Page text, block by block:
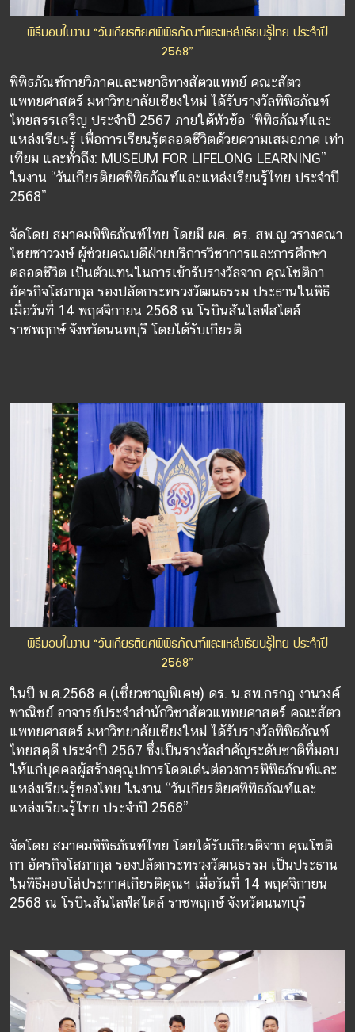
พิธีมอบในงาน “วันเกียรติยศพิพิธภัณฑ์และแหล่งเรียนรู้ไทย ประจำปี
2568”
พิพิธภัณฑ์กายวิภาคและพยาธิทางสัตวแพทย์ คณะสัตว
แพทยศาสตร์ มหาวิทยาลัยเชียงใหม่ ได้รับรางวัลพิพิธภัณฑ์
ไทยสรรเสริญ ประจำปี 2567 ภายใต้หัวข้อ “พิพิธภัณฑ์และ
แหล่งเรียนรู้ เพื่อการเรียนรู้ตลอดชีวิตด้วยความเสมอภาค เท่า
เทียม และทั่วถึง: MUSEUM FOR LIFELONG LEARNING”
ในงาน “วันเกียรติยศพิพิธภัณฑ์และแหล่งเรียนรู้ไทย ประจำปี
2568”
จัดโดย สมาคมพิพิธภัณฑ์ไทย โดยมี ผศ. ดร. สพ.ญ.วรางคณา
ไชยซาววงษ์ ผู้ช่วยคณบดีฝ่ายบริการวิชาการและการศึกษา
ตลอดชีวิต เป็นตัวแทนในการเข้ารับรางวัลจาก คุณโชติกา
อัครกิจโสภากุล รองปลัดกระทรวงวัฒนธรรม ประธานในพิธี
เมื่อวันที่ 14 พฤศจิกายน 2568 ณ โรบินสันไลฟ์สไตล์
ราชพฤกษ์ จังหวัดนนทบุรี โดยได้รับเกียรติ
พิธีมอบในงาน “วันเกียรติยศพิพิธภัณฑ์และแหล่งเรียนรู้ไทย ประจำปี
2568”
ในปี พ.ศ.2568 ศ.(เชี่ยวชาญพิเศษ) ดร. น.สพ.กรกฎ งานวงศ์
พาณิชย์ อาจารย์ประจำสำนักวิชาสัตวแพทยศาสตร์ คณะสัตว
แพทยศาสตร์ มหาวิทยาลัยเชียงใหม่ ได้รับรางวัลพิพิธภัณฑ์
ไทยสดุดี ประจำปี 2567 ซึ่งเป็นรางวัลสำคัญระดับชาติที่มอบ
ให้แก่บุคคลผู้สร้างคุณูปการโดดเด่นต่อวงการพิพิธภัณฑ์และ
แหล่งเรียนรู้ของไทย ในงาน “วันเกียรติยศพิพิธภัณฑ์และ
แหล่งเรียนรู้ไทย ประจำปี 2568”
จัดโดย สมาคมพิพิธภัณฑ์ไทย โดยได้รับเกียรติจาก คุณโชติ
กา อัครกิจโสภากุล รองปลัดกระทรวงวัฒนธรรม เป็นประธาน
ในพิธีมอบโล่ประกาศเกียรติคุณฯ เมื่อวันที่ 14 พฤศจิกายน
2568 ณ โรบินสันไลฟ์สไตล์ ราชพฤกษ์ จังหวัดนนทบุรี